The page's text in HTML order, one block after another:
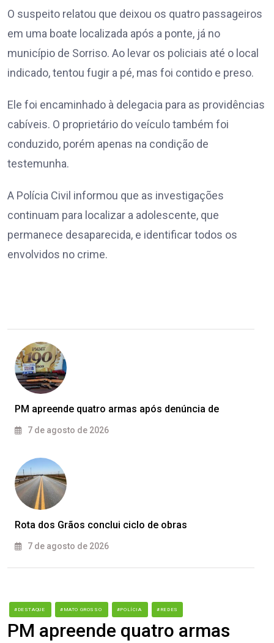
O suspeito relatou que deixou os quatro passageiros
em uma boate localizada após a ponte, já no
município de Sorriso. Ao levar os policiais até o local
indicado, tentou fugir a pé, mas foi contido e preso.
Ele foi encaminhado à delegacia para as providências
cabíveis. O proprietário do veículo também foi
conduzido, porém apenas na condição de
testemunha.
A Polícia Civil informou que as investigações
continuam para localizar a adolescente, que
permanece desaparecida, e identificar todos os
envolvidos no crime.
PM apreende quatro armas após denúncia de
7 de agosto de 2026
Rota dos Grãos conclui ciclo de obras
7 de agosto de 2026
#DESTAQUE #MATO GROSSO #POLÍCIA #REDES
PM apreende quatro armas